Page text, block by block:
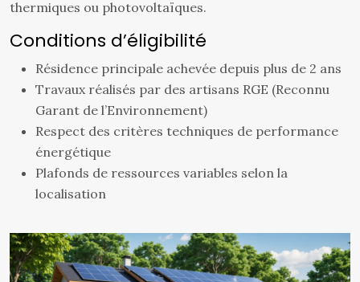
thermiques ou photovoltaïques.
Conditions d’éligibilité
Résidence principale achevée depuis plus de 2 ans
Travaux réalisés par des artisans RGE (Reconnu
Garant de l’Environnement)
Respect des critères techniques de performance
énergétique
Plafonds de ressources variables selon la
localisation